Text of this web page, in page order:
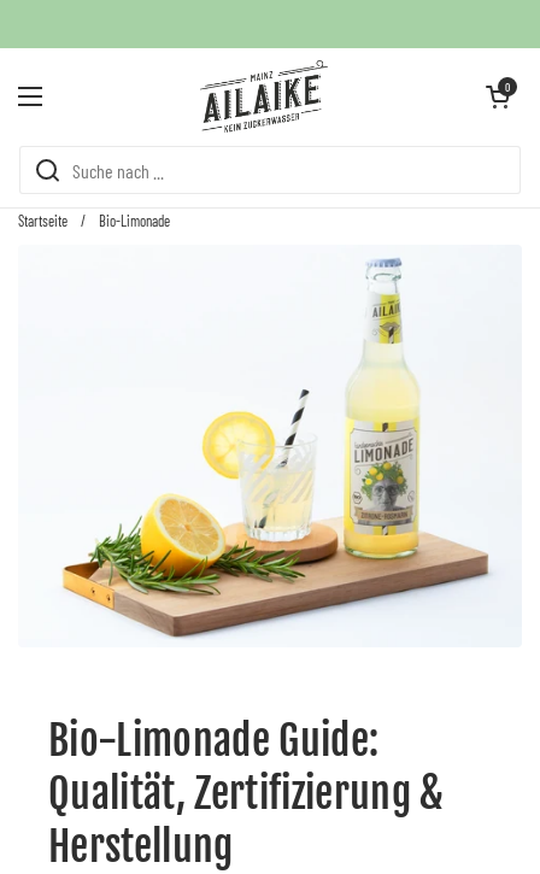
Menü öffnen
Warenkorb
0
Startseite / Bio-Limonade
Bio-Limonade Guide:
Qualität, Zertifizierung &
Herstellung